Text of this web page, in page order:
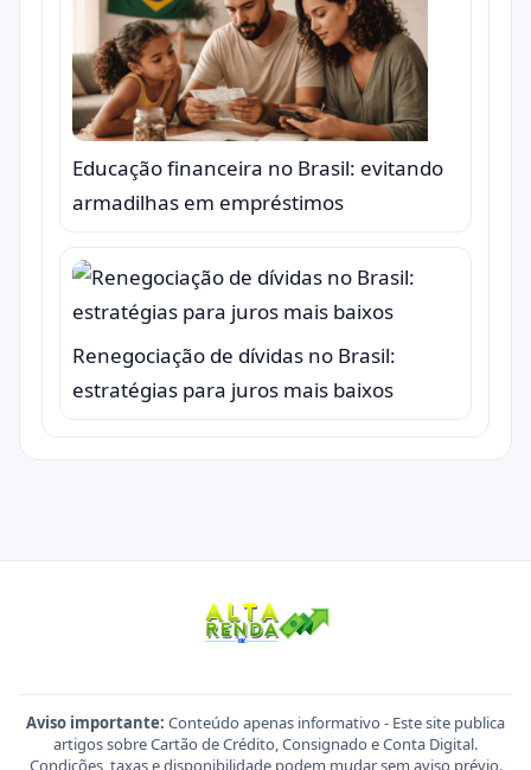
Educação financeira no Brasil: evitando
armadilhas em empréstimos
Renegociação de dívidas no Brasil:
estratégias para juros mais baixos
Aviso importante: Conteúdo apenas informativo - Este site publica
artigos sobre Cartão de Crédito, Consignado e Conta Digital.
Condições, taxas e disponibilidade podem mudar sem aviso prévio.